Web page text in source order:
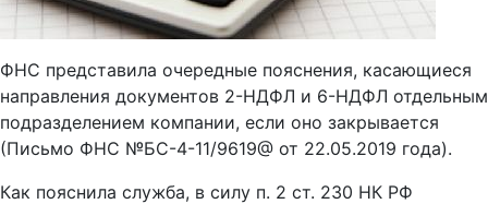
ФНС представила очередные пояснения, касающиеся
направления документов 2-НДФЛ и 6-НДФЛ отдельным
подразделением компании, если оно закрывается
(Письмо ФНС №БС-4-11/9619@ от 22.05.2019 года).
Как пояснила служба, в силу п. 2 ст. 230 НК РФ